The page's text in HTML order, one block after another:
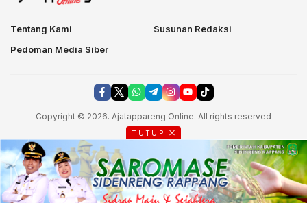
Tentang Kami
Susunan Redaksi
Pedoman Media Siber
Copyright © 2026. Ajatappareng Online. All rights reserved
TUTUP